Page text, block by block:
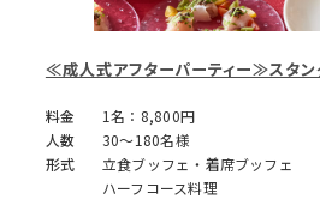
≪成人式アフターパーティー≫スタン
料金
1名：8,800円
人数
30～180名様
形式
立食ブッフェ・着席ブッフェ
ハーフコース料理